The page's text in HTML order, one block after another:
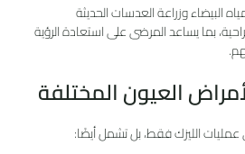
البيضاء وزراعة العدسات الحديثة
بما يساعد المرضى على استعادة الرؤية
العيون المختلفة
الليزك فقط، بل تشمل أيضًا: